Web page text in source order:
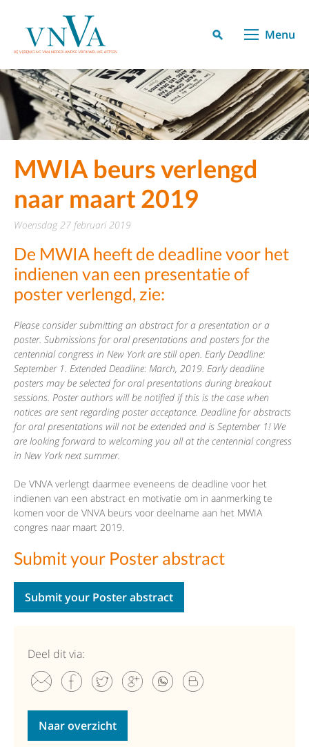
Menu
MWIA beurs verlengd
naar maart 2019
woensdag 27 februari 2019
De MWIA heeft de deadline voor het
indienen van een presentatie of
poster verlengd, zie:
Please consider submitting an abstract for a presentation or a
poster. Submissions for oral presentations and posters for the
centennial congress in New York are still open. Early Deadline:
September 1. Extended Deadline: March, 2019. Early deadline
posters may be selected for oral presentations during breakout
sessions. Poster authors will be notified if this is the case when
notices are sent regarding poster acceptance. Deadline for abstracts
for oral presentations will not be extended and is September 1! We
are looking forward to welcoming you all at the centennial congress
in New York next summer.
De VNVA verlengt daarmee eveneens de deadline voor het
indienen van een abstract en motivatie om in aanmerking te
komen voor de VNVA beurs voor deelname aan het MWIA
congres naar maart 2019.
Submit your Poster abstract
Submit your Poster abstract
Deel dit via:
Naar overzicht